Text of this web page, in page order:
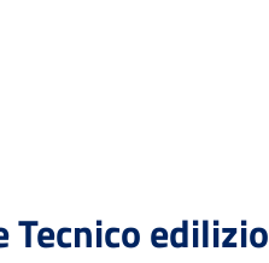
Tecnico edilizio